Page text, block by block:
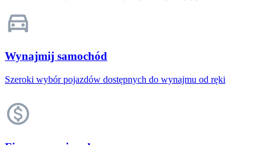
Wynajmij samochód
Szeroki wybór pojazdów dostępnych do wynajmu od ręki